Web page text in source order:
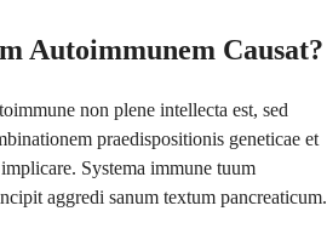
Autoimmunem Causat?
non plene intellecta est, sed
praedispositionis geneticae et
Systema immune tuum
aggredi sanum textum pancreaticum.